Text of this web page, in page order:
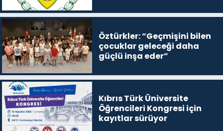
Öztürkler: “Geçmişini bilen
çocuklar geleceği daha
güçlü inşa eder”
Kıbrıs Türk Üniversite
Öğrencileri Kongresi için
kayıtlar sürüyor